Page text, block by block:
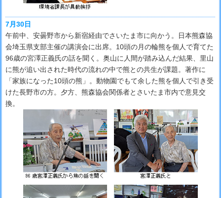
7月30日
午前中、安曇野市から新宿経由でさいたま市に向かう。日本熊森協
会埼玉県支部主催の講演会に出席。10頭の月の輪熊を個人で育てた
96歳の宮澤正義氏の話を聞く。奥山に人間が踏み込んだ結果、里山
に熊が追い出された時代の流れの中で熊との共生が課題。著作に
「家族になった10頭の熊」。動物園でもて余した熊を個人で引き受
けた長野市の方。夕方、熊森協会関係者とさいたま市内で意見交
換。